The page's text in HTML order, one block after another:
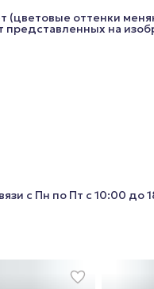
оттенки
представленных на
с Пн по Пт с 10:00 до